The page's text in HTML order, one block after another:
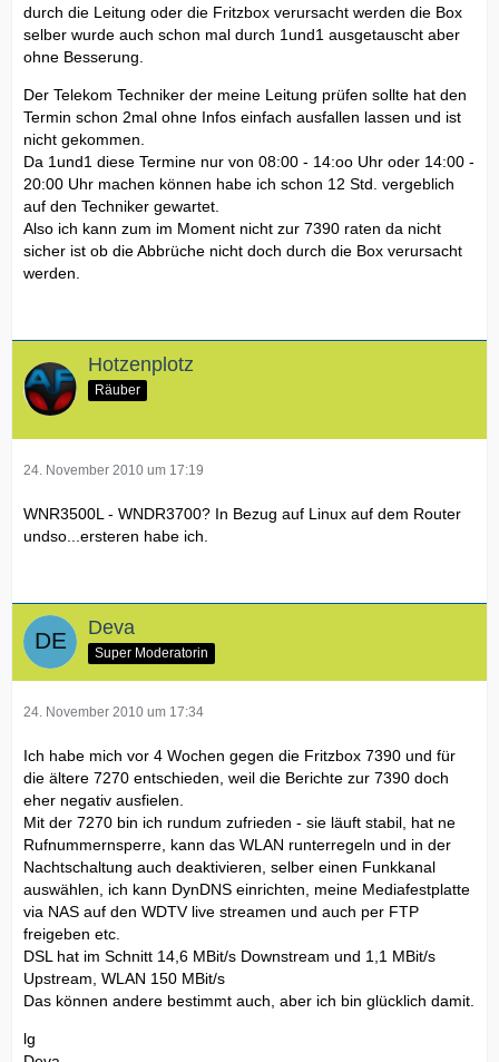
durch die Leitung oder die Fritzbox verursacht werden die Box
selber wurde auch schon mal durch 1und1 ausgetauscht aber
ohne Besserung.
Der Telekom Techniker der meine Leitung prüfen sollte hat den
Termin schon 2mal ohne Infos einfach ausfallen lassen und ist
nicht gekommen.
Da 1und1 diese Termine nur von 08:00 - 14:oo Uhr oder 14:00 -
20:00 Uhr machen können habe ich schon 12 Std. vergeblich
auf den Techniker gewartet.
Also ich kann zum im Moment nicht zur 7390 raten da nicht
sicher ist ob die Abbrüche nicht doch durch die Box verursacht
werden.
Hotzenplotz
Räuber
24. November 2010 um 17:19
WNR3500L - WNDR3700? In Bezug auf Linux auf dem Router
undso...ersteren habe ich.
Deva
Super Moderatorin
24. November 2010 um 17:34
Ich habe mich vor 4 Wochen gegen die Fritzbox 7390 und für
die ältere 7270 entschieden, weil die Berichte zur 7390 doch
eher negativ ausfielen.
Mit der 7270 bin ich rundum zufrieden - sie läuft stabil, hat ne
Rufnummernsperre, kann das WLAN runterregeln und in der
Nachtschaltung auch deaktivieren, selber einen Funkkanal
auswählen, ich kann DynDNS einrichten, meine Mediafestplatte
via NAS auf den WDTV live streamen und auch per FTP
freigeben etc.
DSL hat im Schnitt 14,6 MBit/s Downstream und 1,1 MBit/s
Upstream, WLAN 150 MBit/s
Das können andere bestimmt auch, aber ich bin glücklich damit.
lg